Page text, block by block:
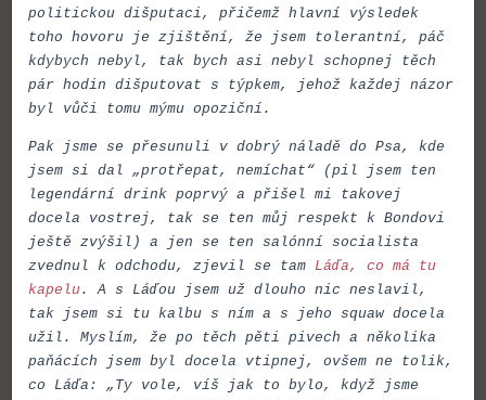
politickou dišputaci, přičemž hlavní výsledek
toho hovoru je zjištění, že jsem tolerantní, páč
kdybych nebyl, tak bych asi nebyl schopnej těch
pár hodin dišputovat s týpkem, jehož každej názor
byl vůči tomu mýmu opoziční.
Pak jsme se přesunuli v dobrý náladě do Psa, kde
jsem si dal „protřepat, nemíchat“ (pil jsem ten
legendární drink poprvý a přišel mi takovej
docela vostrej, tak se ten můj respekt k Bondovi
ještě zvýšil) a jen se ten salónní socialista
zvednul k odchodu, zjevil se tam Láďa, co má tu
kapelu. A s Láďou jsem už dlouho nic neslavil,
tak jsem si tu kalbu s ním a s jeho squaw docela
užil. Myslím, že po těch pěti pivech a několika
paňácích jsem byl docela vtipnej, ovšem ne tolik,
co Láďa: „Ty vole, víš jak to bylo, když jsme